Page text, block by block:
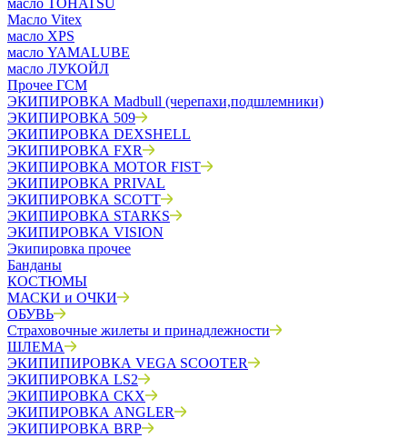
масло TOHATSU
Масло Vitex
масло XPS
масло YAMALUBE
масло ЛУКОЙЛ
Прочее ГСМ
ЭКИПИРОВКА Madbull (черепахи,подшлемники)
ЭКИПИРОВКА 509
ЭКИПИРОВКА DEXSHELL
ЭКИПИРОВКА FXR
ЭКИПИРОВКА MOTOR FIST
ЭКИПИРОВКА PRIVAL
ЭКИПИРОВКА SCOTT
ЭКИПИРОВКА STARKS
ЭКИПИРОВКА VISION
Экипировка прочее
Банданы
КОСТЮМЫ
МАСКИ и ОЧКИ
ОБУВЬ
Страховочные жилеты и принадлежности
ШЛЕМА
ЭКИПИПИРОВКА VEGA SCOOTER
ЭКИПИРОВКА LS2
ЭКИПИРОВКА CKX
ЭКИПИРОВКА ANGLER
ЭКИПИРОВКА BRP